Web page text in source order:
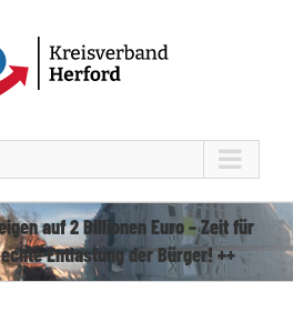
auf 2 Billionen Euro – Zeit für
Entlastung der Bürger! ++